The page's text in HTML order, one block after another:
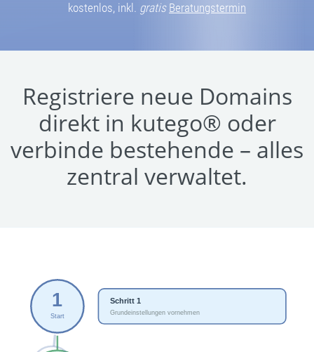
kostenlos, inkl. gratis Beratungstermin
Registriere neue Domains
direkt in kutego® oder
verbinde bestehende – alles
zentral verwaltet.